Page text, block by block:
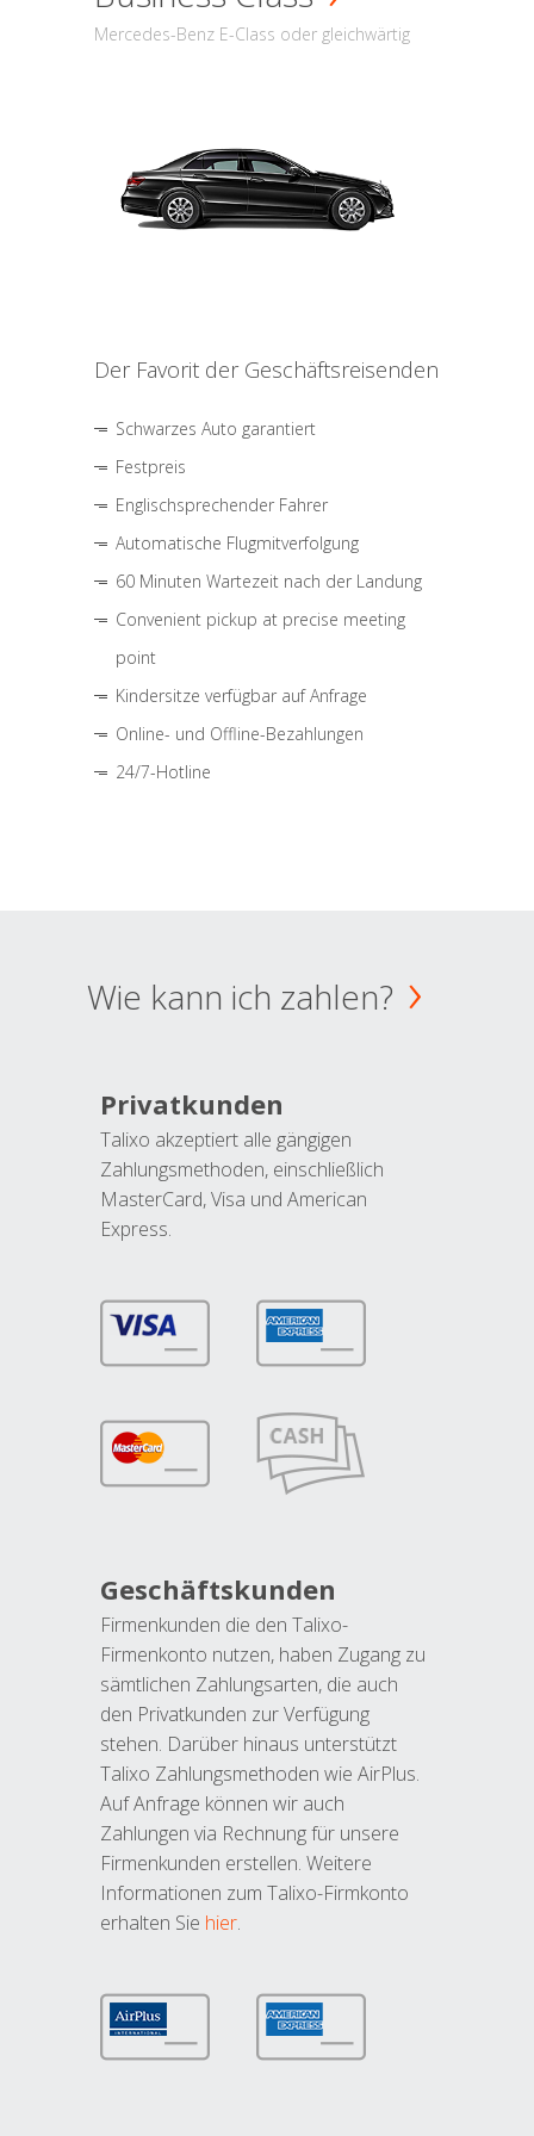
Mercedes-Benz E-Class oder gleichwärtig
Der Favorit der Geschäftsreisenden
Schwarzes Auto garantiert
Festpreis
Englischsprechender Fahrer
Automatische Flugmitverfolgung
60 Minuten Wartezeit nach der Landung
Convenient pickup at precise meeting
point
Kindersitze verfügbar auf Anfrage
Online- und Offline-Bezahlungen
24/7-Hotline
Wie kann ich zahlen?
Privatkunden
Talixo akzeptiert alle gängigen
Zahlungsmethoden, einschließlich
MasterCard, Visa und American
Express.
Geschäftskunden
Firmenkunden die den Talixo-
Firmenkonto nutzen, haben Zugang zu
sämtlichen Zahlungsarten, die auch
den Privatkunden zur Verfügung
stehen. Darüber hinaus unterstützt
Talixo Zahlungsmethoden wie AirPlus.
Auf Anfrage können wir auch
Zahlungen via Rechnung für unsere
Firmenkunden erstellen. Weitere
Informationen zum Talixo-Firmkonto
erhalten Sie hier.